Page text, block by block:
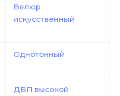
Велюр
искусственный
Однотонный
ДВП высокой